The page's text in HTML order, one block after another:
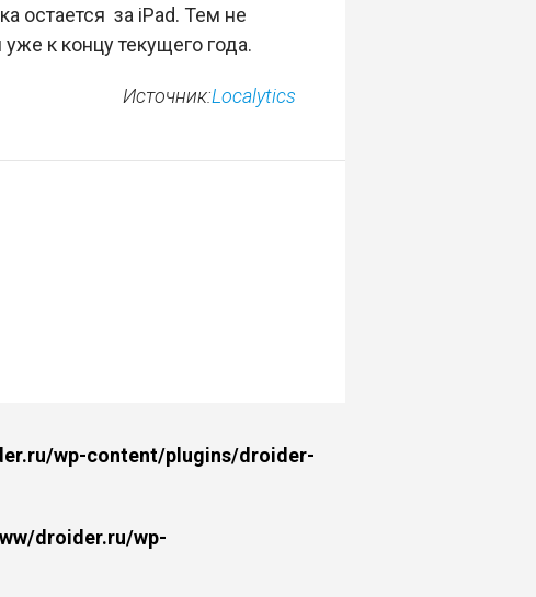
остается за iPad. Тем не
к концу текущего года.
Источник:Localytics
wp-content/plugins/droider-
droider.ru/wp-